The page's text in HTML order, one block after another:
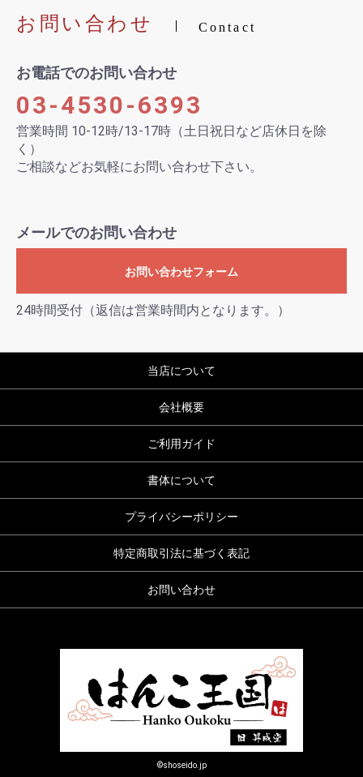
お問い合わせ Contact
お電話でのお問い合わせ
03-4530-6393
営業時間 10-12時/13-17時（土日祝日など店休日を除
く）
ご相談などお気軽にお問い合わせ下さい。
メールでのお問い合わせ
お問い合わせフォーム
24時間受付（返信は営業時間内となります。）
当店について
会社概要
ご利用ガイド
書体について
プライバシーポリシー
特定商取引法に基づく表記
お問い合わせ
©shoseido.jp